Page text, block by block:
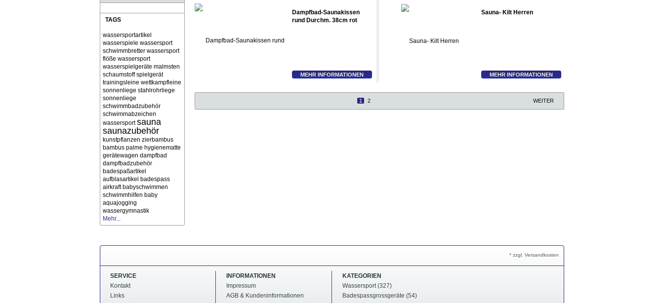
TAGS
wassersportartikel
wasserspiele wassersport
schwimmbretter wassersport
flöße wassersport
wasserspielgeräte malmsten
schaumstoff spielgerät
trainingsleine wettkampfleine
sonnenliege stahlrohrliege
sonnenliege
schwimmbadzubehör
schwimmabzeichen
wassersport sauna
saunazubehör
kunstpflanzen zierbambus
bambus palme hygienematte
gerätewagen dampfbad
dampfbadzubehör
badespaßartikel
aufblasartikel badespass
airkraft babyschwimmen
schwimmhilfen baby
aquajogging
wassergymnastik
Mehr...
Dampfbad-Saunakissen
rund Durchm. 38cm rot
MEHR INFORMATIONEN
Sauna- Kilt Herren
MEHR INFORMATIONEN
1 2 WEITER
* zzgl. Versandkosten
SERVICE
Kontakt
Links
INFORMATIONEN
Impressum
AGB & Kundeninformationen
KATEGORIEN
Wassersport (327)
Badespassgrossgeräte (54)